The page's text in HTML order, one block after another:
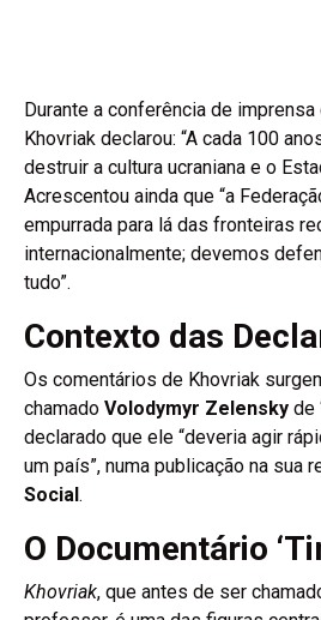
Durante a conferência de
Khovriak declarou: “A cada 100
destruir a cultura ucraniana e o
Acrescentou ainda que “a
empurrada para lá das fronteiras
internacionalmente; devemos
tudo”.
Contexto das
Os comentários de Khovriak
chamado Volodymyr Zelensky de
declarado que ele “deveria agir
um país”, numa publicação na sua
Social.
O Documentário
Khovriak, que antes de ser